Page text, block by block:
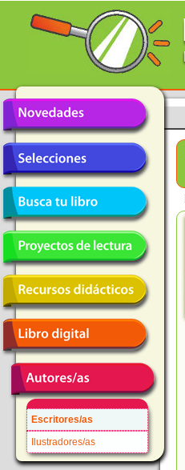
Escritores/as
Ilustradores/as